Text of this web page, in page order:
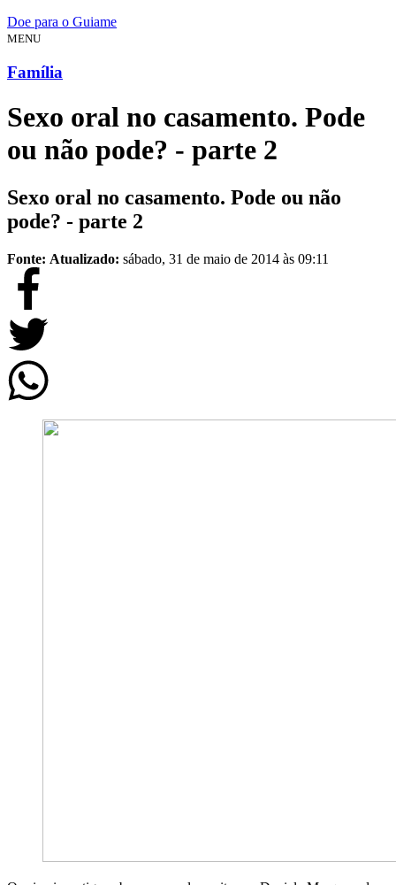
Doe para o Guiame
MENU
Família
Sexo oral no casamento. Pode
ou não pode? - parte 2
Sexo oral no casamento. Pode ou não
pode? - parte 2
Fonte: Atualizado: sábado, 31 de maio de 2014 às 09:11